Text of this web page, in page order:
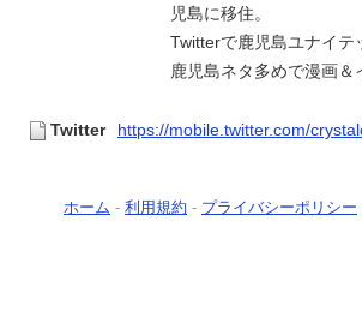
児島に移住。
Twitterで鹿児島ユナイ
鹿児島ネタ多めで漫画＆
Twitter https://mobile.twitter.com/
ホーム - 利用規約 - プライバシーポリシー